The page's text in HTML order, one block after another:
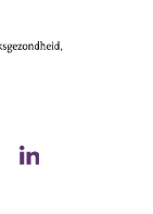
Ga naar de